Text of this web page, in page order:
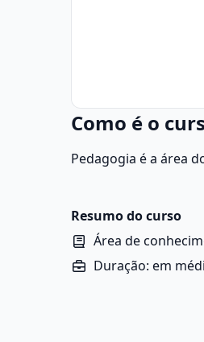
Como é o
Pedagogia é a área
Resumo do curso
Área de
Duração: em